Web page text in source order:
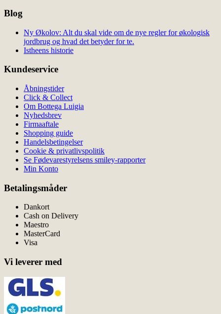
Blog
Ny Økolov: Alt du skal vide om de nye regler for økologisk
jordbrug og hvad det betyder for te.
Istheens historie
Kundeservice
Åbningstider
Click & Collect
Om Bottega Luigia
Nyhedsbrev
Firmaaftale
Shopping guide
Handelsbetingelser
Cookie & privatlivspolitik
Se Fødevarestyrelsens smiley-rapporter
Min Konto
Betalingsmåder
Dankort
Cash on Delivery
Maestro
MasterCard
Visa
Vi leverer med